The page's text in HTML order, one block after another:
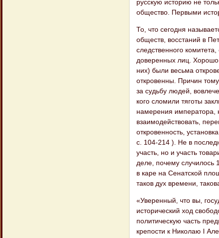
русскую историю не
общество. Первыми
То, что сегодня
обществ, восстаний в
следственного
доверенных лиц. Хорошо
них) были весьма
откровенны. Причин
за судьбу людей,
кого сломили тяготы
намерения императора,
взаимодействовать,
откровенность,
с. 104-214 ). Не в
участь, но и участь
деле, почему случилось
в каре на Сенатской
таков дух времени,
«Уверенный, что вы,
исторический ход
политическую часть
крепости к Николаю I